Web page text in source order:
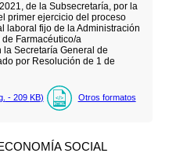
de la Subsecretaría, por la
primer ejercicio del proceso
laboral fijo de la Administración
Farmacéutico/a
la Secretaría General de
por Resolución de 1 de
- 209 KB) Otros formatos
SOCIAL